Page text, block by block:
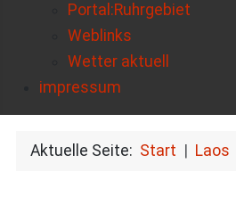
Portal:Ruhrgebiet
Weblinks
Wetter aktuell
impressum
Aktuelle Seite: Start Laos